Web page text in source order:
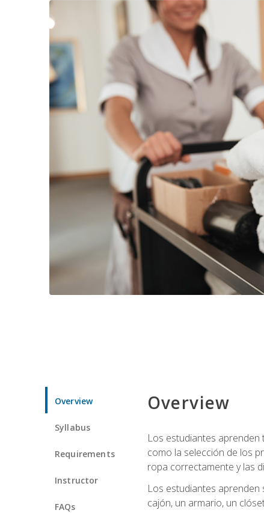
Overview
Syllabus
Requirements
Instructor
FAQs
Overview
Los estudiantes aprenden
como la selección de los
ropa correctamente y las
Los estudiantes
cajón, un armario, un